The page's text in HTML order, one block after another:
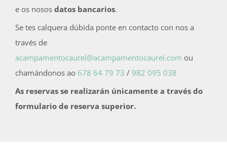
e os nosos datos bancarios.
Se tes calquera dúbida ponte en contacto con nos a
través de
acampamentocaurel@acampamentocaurel.com ou
chamándonos ao 678 64 79 73 / 982 095 038
As reservas se realizarán únicamente a través do
formulario de reserva superior.